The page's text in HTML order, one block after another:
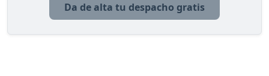
Da de alta tu despacho gratis